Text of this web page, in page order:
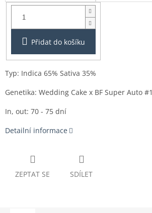
Balení:
Přidat do košíku
Typ: Indica 65% Sativa 35%
Genetika: Wedding Cake x BF Super Auto #1
In, out: 70 - 75 dní
Detailní informace
ZEPTAT SE SDÍLET